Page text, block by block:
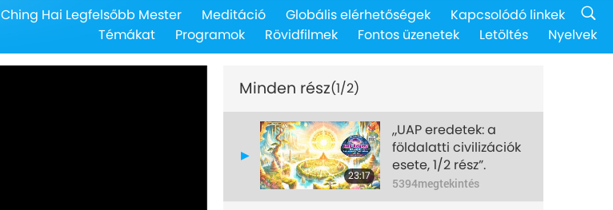
Ching Hai Legfelsőbb Mester Meditáció Globális elérhetőségek
Kapcsolódó linkek
Témákat
Programok Rövidfilmek Fontos üzenetek Letöltés Nyelvek
Minden rész(1/2)
23:17
„UAP eredetek: a
földalatti civilizációk
esete, 1/2 rész”.
5394megtekintés